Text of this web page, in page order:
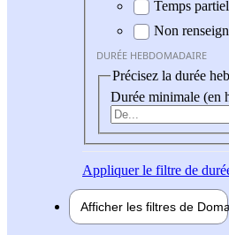
Temps
Non
DURÉE HEBDOMADAIRE
Précisez la durée
Durée minimale (en
Appliquerle filtre de
Afficher les filtres de